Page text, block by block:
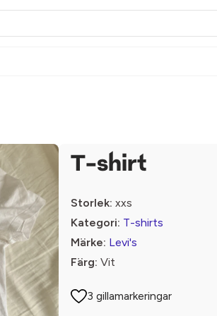
T-shirt
Storlek: xxs
Kategori: T-shirts
Märke: Levi's
Färg: Vit
3 gillamarkeringar